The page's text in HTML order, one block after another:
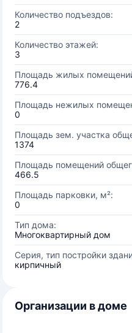
Количество подъездов:
2
Количество этажей:
3
Площадь жилых
776.4
Площадь нежилых
0
Площадь зем. участка
1374
Площадь помещений
466.5
Площадь парковки, м²:
0
Тип дома:
Многоквартирный дом
Серия, тип постройки
кирпичный
Организации в доме